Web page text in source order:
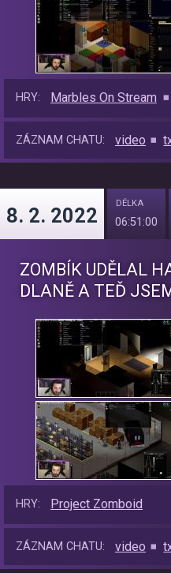
HRY: Marbles On Stream
ZÁZNAM CHATU: video
8. 2. 2022
DÉLKA
06:51:00
ZOMBÍK UDĚLAL
DLANĚ A TEĎ
HRY: Project Zomboid
ZÁZNAM CHATU: video